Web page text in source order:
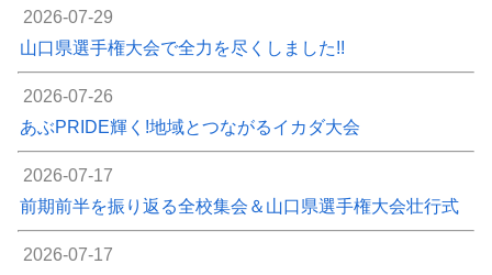
2026-07-29
山口県選手権大会で全力を尽くしました!!
2026-07-26
あぶPRIDE輝く!地域とつながるイカダ大会
2026-07-17
前期前半を振り返る全校集会＆山口県選手権大会壮行式
2026-07-17